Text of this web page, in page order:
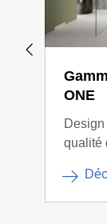
ONE
qualité